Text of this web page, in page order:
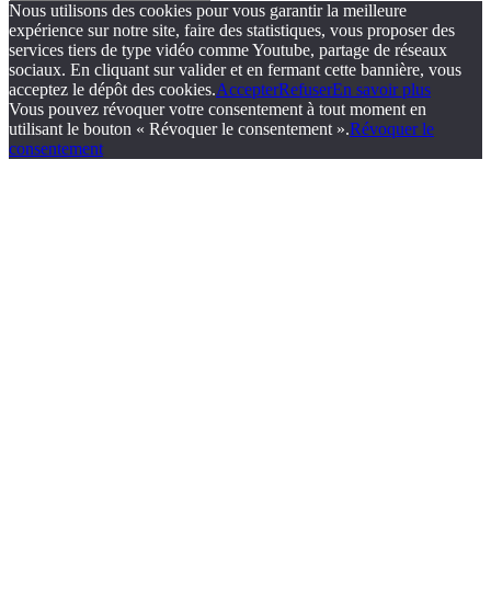
Nous utilisons des cookies pour vous garantir la meilleure
expérience sur notre site, faire des statistiques, vous proposer des
services tiers de type vidéo comme Youtube, partage de réseaux
sociaux. En cliquant sur valider et en fermant cette bannière, vous
acceptez le dépôt des cookies.AccepterRefuserEn savoir plus
Vous pouvez révoquer votre consentement à tout moment en
utilisant le bouton « Révoquer le consentement ».Révoquer le
consentement